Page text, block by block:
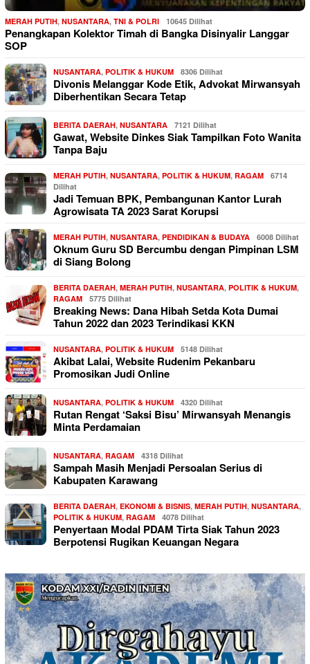
MERAH PUTIH, NUSANTARA, TNI & POLRI 10645 Dilihat
Penangkapan Kolektor Timah di Bangka Disinyalir Langgar
SOP
NUSANTARA, POLITIK & HUKUM 8306 Dilihat
Divonis Melanggar Kode Etik, Advokat Mirwansyah
Diberhentikan Secara Tetap
BERITA DAERAH, NUSANTARA 7121 Dilihat
Gawat, Website Dinkes Siak Tampilkan Foto Wanita
Tanpa Baju
MERAH PUTIH, NUSANTARA, POLITIK & HUKUM, RAGAM
6714
Dilihat
Jadi Temuan BPK, Pembangunan Kantor Lurah
Agrowisata TA 2023 Sarat Korupsi
MERAH PUTIH, NUSANTARA, PENDIDIKAN & BUDAYA 6008 Dilihat
Oknum Guru SD Bercumbu dengan Pimpinan LSM
di Siang Bolong
BERITA DAERAH, MERAH PUTIH, NUSANTARA, POLITIK & HUKUM,
RAGAM
5775 Dilihat
Breaking News: Dana Hibah Setda Kota Dumai
Tahun 2022 dan 2023 Terindikasi KKN
NUSANTARA, POLITIK & HUKUM 5148 Dilihat
Akibat Lalai, Website Rudenim Pekanbaru
Promosikan Judi Online
NUSANTARA, POLITIK & HUKUM 4320 Dilihat
Rutan Rengat ‘Saksi Bisu’ Mirwansyah Menangis
Minta Perdamaian
NUSANTARA, RAGAM 4318 Dilihat
Sampah Masih Menjadi Persoalan Serius di
Kabupaten Karawang
BERITA DAERAH, EKONOMI & BISNIS, MERAH PUTIH, NUSANTARA,
POLITIK & HUKUM, RAGAM 4078 Dilihat
Penyertaan Modal PDAM Tirta Siak Tahun 2023
Berpotensi Rugikan Keuangan Negara